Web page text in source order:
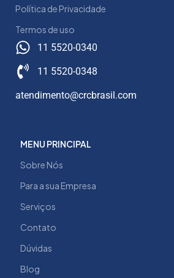
Política de Privacidade
Termos de uso
11 5520-0340
11 5520-0348
atendimento@crcbrasil.com
MENU PRINCIPAL
Sobre Nós
Para a sua Empresa
Serviços
Contato
Dúvidas
Blog